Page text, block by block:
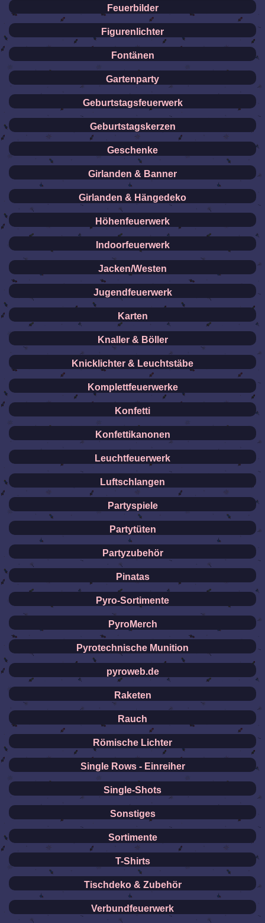
Feuerbilder
Figurenlichter
Fontänen
Gartenparty
Geburtstagsfeuerwerk
Geburtstagskerzen
Geschenke
Girlanden & Banner
Girlanden & Hängedeko
Höhenfeuerwerk
Indoorfeuerwerk
Jacken/Westen
Jugendfeuerwerk
Karten
Knaller & Böller
Knicklichter & Leuchtstäbe
Komplettfeuerwerke
Konfetti
Konfettikanonen
Leuchtfeuerwerk
Luftschlangen
Partyspiele
Partytüten
Partyzubehör
Pinatas
Pyro-Sortimente
PyroMerch
Pyrotechnische Munition
pyroweb.de
Raketen
Rauch
Römische Lichter
Single Rows - Einreiher
Single-Shots
Sonstiges
Sortimente
T-Shirts
Tischdeko & Zubehör
Verbundfeuerwerk